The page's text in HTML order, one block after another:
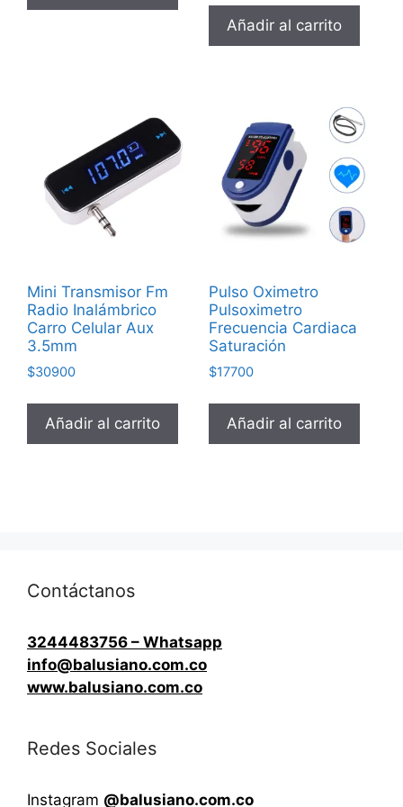
Añadir al carrito
Mini Transmisor Fm
Radio Inalámbrico
Carro Celular Aux
3.5mm
$30900
Añadir al carrito
Pulso Oximetro
Pulsoximetro
Frecuencia Cardiaca
Saturación
$17700
Añadir al carrito
Contáctanos
3244483756 – Whatsapp
info@balusiano.com.co
www.balusiano.com.co
Redes Sociales
Instagram @balusiano.com.co